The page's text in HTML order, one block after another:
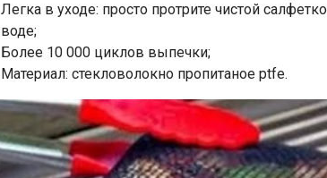
Легка в уходе: просто протрите чистой
воде;
Более 10 000 циклов выпечки;
Материал: стекловолокно пропитаное ptfe.